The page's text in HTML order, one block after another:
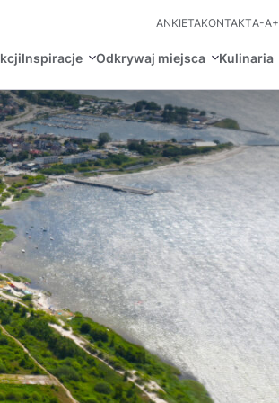
ANKIETAKONTAKTA-A+
Inspiracje
Certyfikaty POT
Odkrywaj miejsca
Turystyczne
Kulinaria
Restauracje Michelin
Français
日本語
Svenska